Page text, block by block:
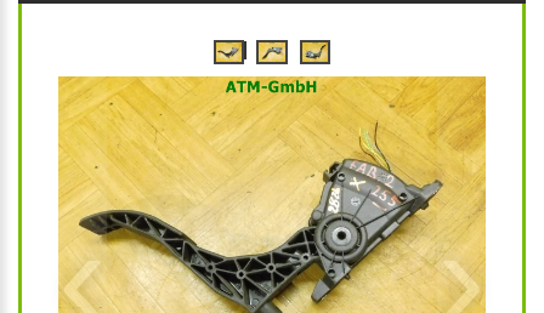
‹ ›